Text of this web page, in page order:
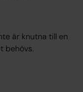
är knutna till en
behövs.